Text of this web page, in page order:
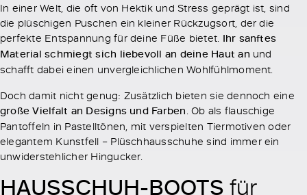
In einer Welt, die oft von Hektik und Stress geprägt ist, sind
die plüschigen Puschen ein kleiner Rückzugsort, der die
perfekte Entspannung für deine Füße bietet. Ihr sanftes
Material schmiegt sich liebevoll an deine Haut an und
schafft dabei einen unvergleichlichen Wohlfühlmoment.
Doch damit nicht genug: Zusätzlich bieten sie dennoch eine
große Vielfalt an Designs und Farben. Ob als flauschige
Pantoffeln in Pastelltönen, mit verspielten Tiermotiven oder
elegantem Kunstfell – Plüschhausschuhe sind immer ein
unwiderstehlicher Hingucker.
HAUSSCHUH-BOOTS für